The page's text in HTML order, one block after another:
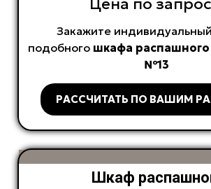
Цена по
Закажите
подобного шкафа
№13
РАССЧИТАТЬ ПО ВАШИМ
Шкаф